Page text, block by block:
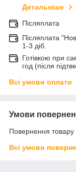
Детальніше
Післяплата
Післяплата
1-3 діб.
Готівкою при
год (після
Всі умови оплати
Умови
Повернення товару
Всі умови